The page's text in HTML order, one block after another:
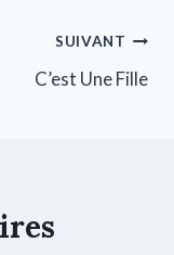
SUIVANT
C’est Une Fille